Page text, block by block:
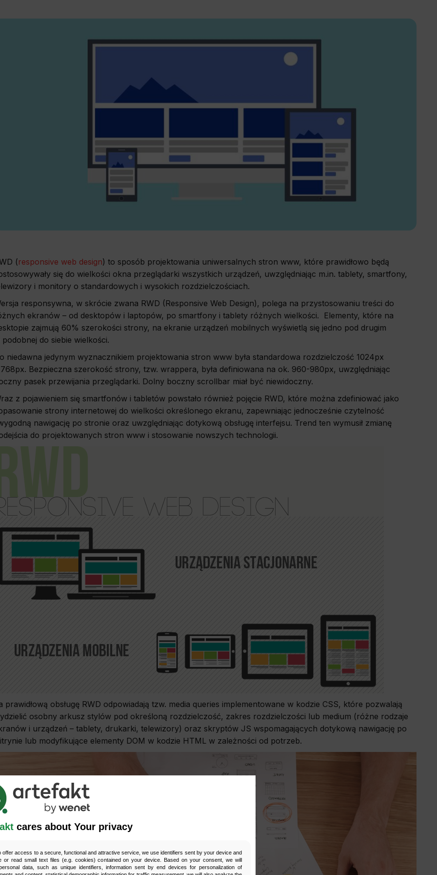
cares about Your privacy
offer access to a secure, functional and attractive service, we use identifiers sent by your device and
or read small text files (e.g. cookies) contained on your device. Based on your consent, we will
data, such as unique identifiers, information sent by end devices for personalization of
(responsive web design) to sposób projektowania uniwersalnych stron www, które prawidłowo będą
się do wielkości okna przeglądarki wszystkich urządzeń, uwzględniając m.in. tablety, smartfony,
i monitory o standardowych i wysokich rozdzielczościach.
responsywna, w skrócie zwana RWD (Responsive Web Design), polega na przystosowaniu treści do
ekranów – od desktopów i laptopów, po smartfony i tablety różnych wielkości. Elementy, które na
zajmują 60% szerokości strony, na ekranie urządzeń mobilnych wyświetlą się jedno pod drugim
podobnej do siebie wielkości.
niedawna jedynym wyznacznikiem projektowania stron www była standardowa rozdzielczość 1024px
Bezpieczna szerokość strony, tzw. wrappera, była definiowana na ok. 960-980px, uwzględniając
pasek przewijania przeglądarki. Dolny boczny scrollbar miał być niewidoczny.
z pojawieniem się smartfonów i tabletów powstało również pojęcie RWD, które można zdefiniować jako
strony internetowej do wielkości określonego ekranu, zapewniając jednocześnie czytelność
nawigację po stronie oraz uwzględniając dotykową obsługę interfejsu. Trend ten wymusił zmianę
do projektowanych stron www i stosowanie nowszych technologii.
prawidłową obsługę RWD odpowiadają tzw. media queries implementowane w kodzie CSS, które pozwalają
osobny arkusz stylów pod określoną rozdzielczość, zakres rozdzielczości lub medium (różne rodzaje
i urządzeń – tablety, drukarki, telewizory) oraz skryptów JS wspomagających dotykową nawigację po
lub modyfikujące elementy DOM w kodzie HTML w zależności od potrzeb.